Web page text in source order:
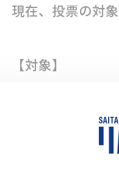
現在、投票の対
【対象】
間に行った、特